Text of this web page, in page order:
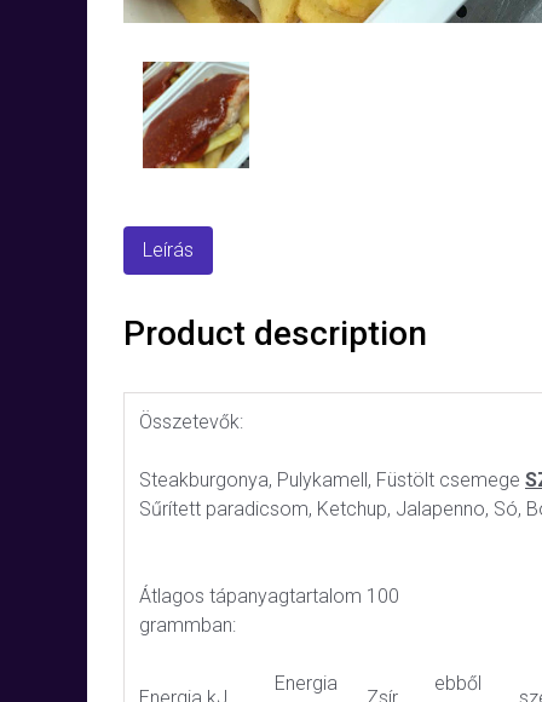
Leírás
Product description
Összetevők:
Steakburgonya, Pulykamell, Füstölt csemege
Sűrített paradicsom, Ketchup, Jalapenno, Só,
Átlagos tápanyagtartalom 100
grammban:
Energia
ebből